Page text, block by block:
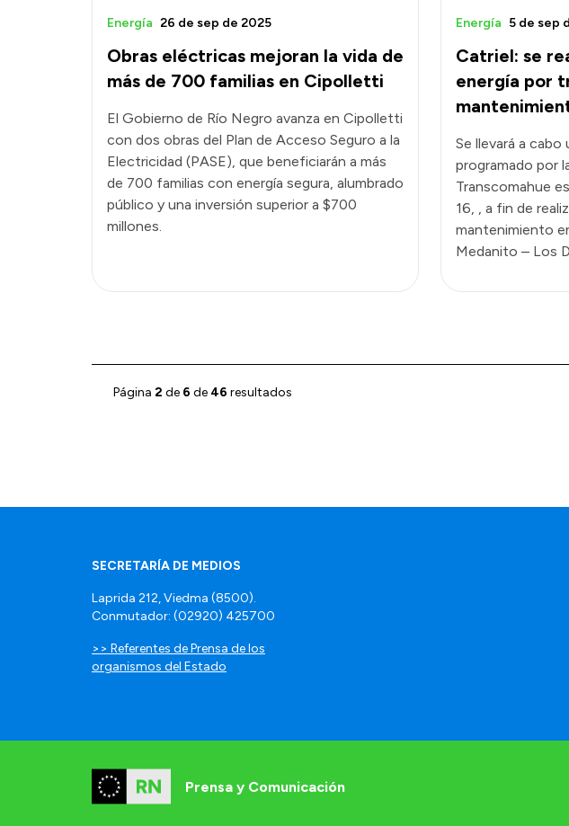
Obras eléctricas mejoran la vida de
más de 700 familias en Cipolletti
Energía 26 de sep de 2025
El Gobierno de Río Negro avanza en Cipolletti
con dos obras del Plan de Acceso Seguro a la
Electricidad (PASE), que beneficiarán a más
de 700 familias con energía segura, alumbrado
público y una inversión superior a $700
millones.
Catriel: se
energía por
Energía 5 de sep
Se llevará a
programado por
Transcomahue
16, , a fin de
mantenimiento
Medanito – Los
Página 2 de 6 de 46 resultados
SECRETARÍA DE MEDIOS
Laprida 212, Viedma (8500).
Conmutador: (02920) 425700
>> Referentes de Prensa de los
organismos del Estado
Prensa y Comunicación